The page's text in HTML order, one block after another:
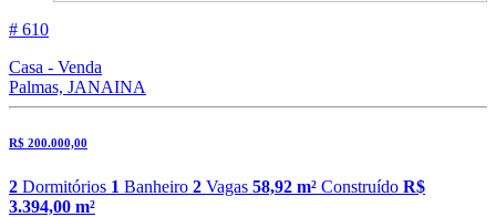
# 610
Casa - Venda
Palmas, JANAINA
R$ 200.000,00
2 Dormitórios 1 Banheiro 2 Vagas 58,92 m² Construído R$
3.394,00 m²